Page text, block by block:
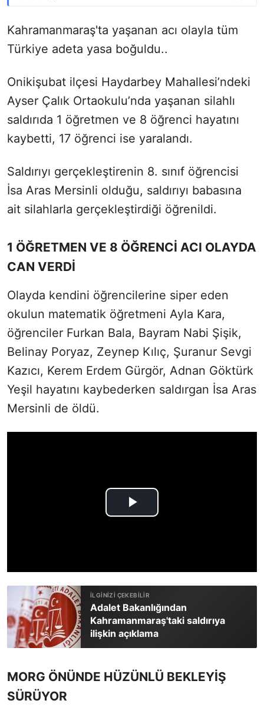
Kahramanmaraş'ta yaşanan acı olayla tüm
Türkiye adeta yasa boğuldu..
Onikişubat ilçesi Haydarbey Mahallesi’ndeki
Ayser Çalık Ortaokulu’nda yaşanan silahlı
saldırıda 1 öğretmen ve 8 öğrenci hayatını
kaybetti, 17 öğrenci ise yaralandı.
Saldırıyı gerçekleştirenin 8. sınıf öğrencisi
İsa Aras Mersinli olduğu, saldırıyı babasına
ait silahlarla gerçekleştirdiği öğrenildi.
1 ÖĞRETMEN VE 8 ÖĞRENCİ ACI OLAYDA
CAN VERDİ
Olayda kendini öğrencilerine siper eden
okulun matematik öğretmeni Ayla Kara,
öğrenciler Furkan Bala, Bayram Nabi Şişik,
Belinay Poryaz, Zeynep Kılıç, Şuranur Sevgi
Kazıcı, Kerem Erdem Gürgör, Adnan Göktürk
Yeşil hayatını kaybederken saldırgan İsa Aras
Mersinli de öldü.
Adalet Bakanlığından
Kahramanmaraş'taki saldırıya
ilişkin açıklama
MORG ÖNÜNDE HÜZÜNLÜ BEKLEYİŞ
SÜRÜYOR